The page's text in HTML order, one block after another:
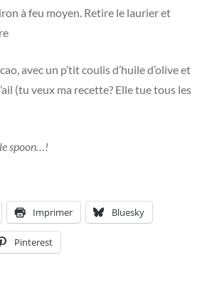
à feu moyen. Retire le laurier et
avec un p’tit coulis d’huile d’olive et
(tu veux ma recette? Elle tue tous les
spoon…!
Imprimer Bluesky
Pinterest